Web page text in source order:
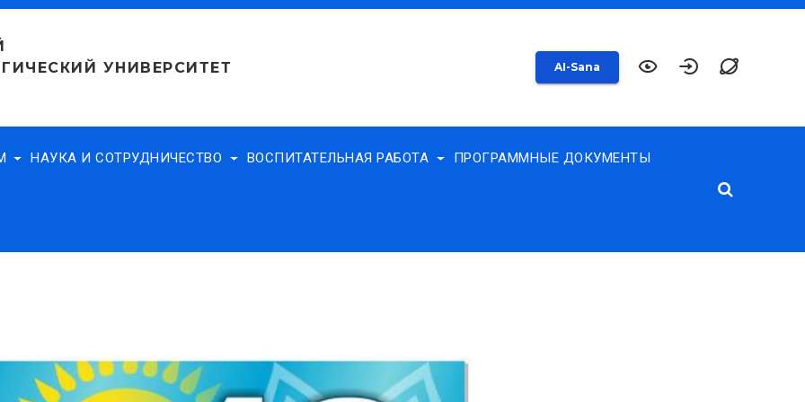
УНИВЕРСИТЕТ
AI-Sana
НАУКА И СОТРУДНИЧЕСТВО ВОСПИТАТЕЛЬНАЯ РАБОТА ПРОГРАММНЫЕ ДОКУМЕНТЫ